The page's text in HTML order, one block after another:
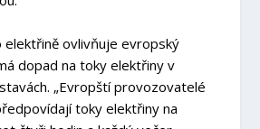
elektřině ovlivňuje evropský
dopad na toky elektřiny v
„Evropští provozovatelé
toky elektřiny na